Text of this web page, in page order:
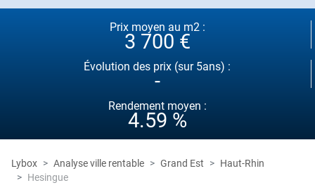
Prix moyen au m2 :
3 700 €
Évolution des prix (sur 5ans) :
-
Rendement moyen :
4.59 %
Lybox Analyse ville rentable Grand Est
Haut-Rhin
Hesingue